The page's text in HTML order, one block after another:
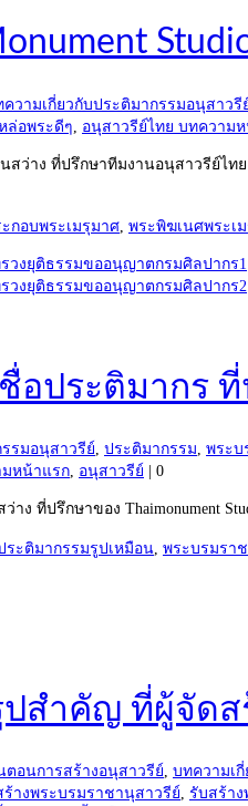
ความเกี่ยวกับประติมากรรมอนุสาวรี
ล่อพระดีๆ, อนุสาวรีย์ไทย บทความ
ว่าง ที่ปรึกษาทีมงานอนุสาวรีย์ไ
กอบพระเมรุมาศ, พระพิฆเนศพระเ
อประติมากร
รมอนุสาวรีย์, ประติมากรรม, พระบ
มหน้าแรก, อนุสาวรีย์ 0
ง ที่ปรึกษาของ Thaimonument
ระติมากรรมรูปเหมือน, พระบรมรา
สำคัญ ที่ผู้จัด
ตอนการสร้างอนุสาวรีย์, บทความเ
ร้างพระบรมราชานุสาวรีย์, รับสร้า